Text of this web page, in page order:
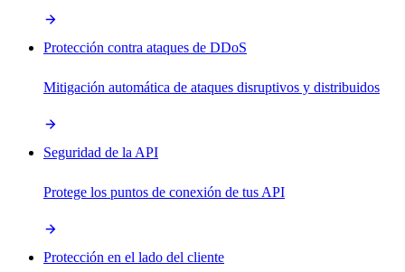
Protección contra ataques de DDoS
Mitigación automática de ataques disruptivos y distribuidos
Seguridad de la API
Protege los puntos de conexión de tus API
Protección en el lado del cliente